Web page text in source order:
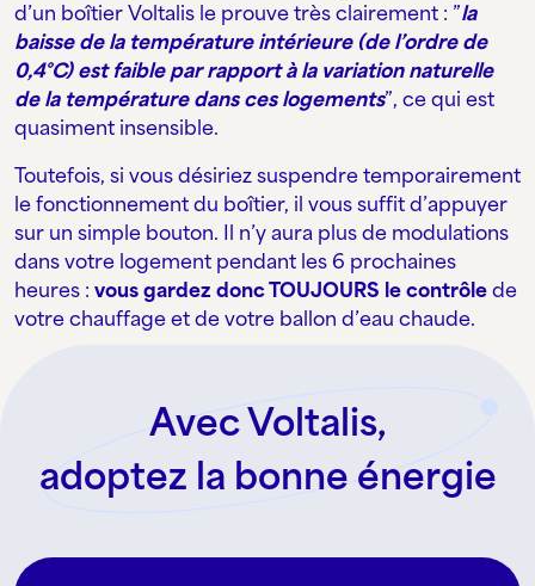
d’un boîtier Voltalis le prouve très clairement : ”la
baisse de la température intérieure (de l’ordre de
0,4°C) est faible par rapport à la variation naturelle
de la température dans ces logements”, ce qui est
quasiment insensible.
Toutefois, si vous désiriez suspendre temporairement
le fonctionnement du boîtier, il vous suffit d’appuyer
sur un simple bouton. Il n’y aura plus de modulations
dans votre logement pendant les 6 prochaines
heures : vous gardez donc TOUJOURS le contrôle de
votre chauffage et de votre ballon d’eau chaude.
Avec Voltalis,
adoptez la bonne énergie